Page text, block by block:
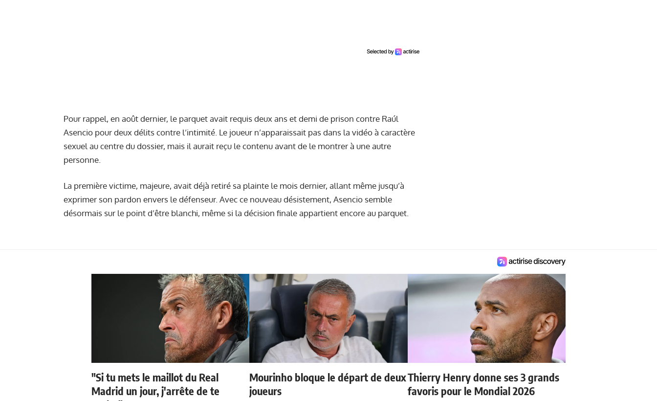
Pour rappel, en août dernier, le parquet avait requis deux ans et demi de prison contre Raúl
Asencio pour deux délits contre l’intimité. Le joueur n’apparaissait pas dans la vidéo à caractère
sexuel au centre du dossier, mais il aurait reçu le contenu avant de le montrer à une autre
personne.
La première victime, majeure, avait déjà retiré sa plainte le mois dernier, allant même jusqu’à
exprimer son pardon envers le défenseur. Avec ce nouveau désistement, Asencio semble
désormais sur le point d’être blanchi, même si la décision finale appartient encore au parquet.
"Si tu mets le maillot du Real
Madrid un jour, j'arrête de te
Mourinho bloque le départ de deux
joueurs
Thierry Henry donne ses 3 grands
favoris pour le Mondial 2026